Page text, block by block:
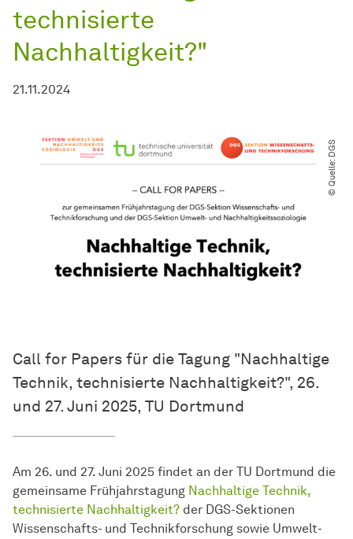
technisierte
Nachhaltigkeit?"
21.11.2024
© Quelle: DGS
Call for Papers für die Tagung "Nachhaltige
Technik, technisierte Nachhaltigkeit?", 26.
und 27. Juni 2025, TU Dortmund
Am 26. und 27. Juni 2025 findet an der TU Dortmund die
gemeinsame Frühjahrstagung Nachhaltige Technik,
technisierte Nachhaltigkeit? der DGS-Sektionen
Wissenschafts- und Technikforschung sowie Umwelt-